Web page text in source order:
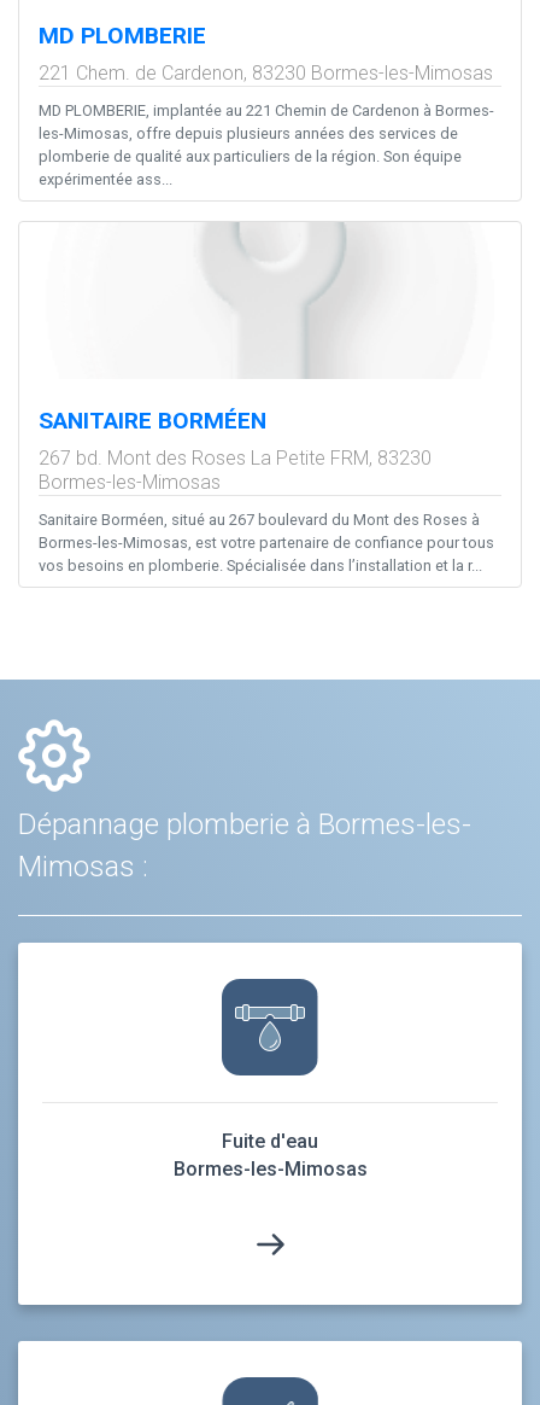
MD PLOMBERIE
221 Chem. de Cardenon, 83230 Bormes-les-Mimosas
MD PLOMBERIE, implantée au 221 Chemin de Cardenon à Bormes-
les-Mimosas, offre depuis plusieurs années des services de
plomberie de qualité aux particuliers de la région. Son équipe
expérimentée ass...
SANITAIRE BORMÉEN
267 bd. Mont des Roses La Petite FRM, 83230
Bormes-les-Mimosas
Sanitaire Borméen, situé au 267 boulevard du Mont des Roses à
Bormes-les-Mimosas, est votre partenaire de confiance pour tous
vos besoins en plomberie. Spécialisée dans l’installation et la r...
Dépannage plomberie à Bormes-les-
Mimosas :
Fuite d'eau
Bormes-les-Mimosas